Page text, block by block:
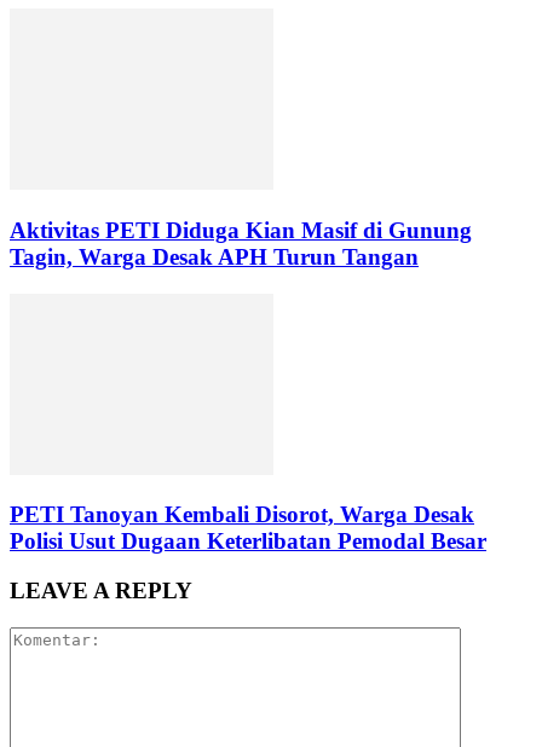
Aktivitas PETI Diduga Kian Masif di Gunung
Tagin, Warga Desak APH Turun Tangan
PETI Tanoyan Kembali Disorot, Warga Desak
Polisi Usut Dugaan Keterlibatan Pemodal Besar
LEAVE A REPLY